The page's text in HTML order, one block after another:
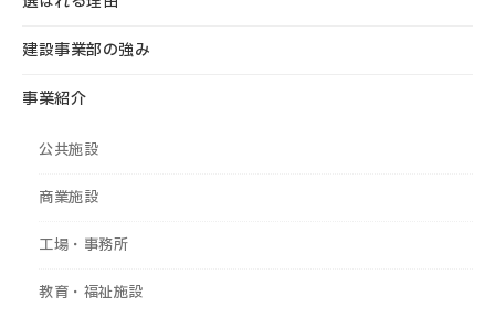
建設事業部の強み
事業紹介
公共施設
商業施設
工場・事務所
教育・福祉施設